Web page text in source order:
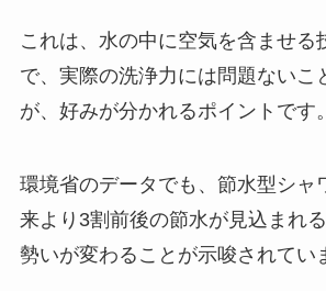
これは、水の中に空気を含ませる
で、実際の洗浄力には問題ないこ
が、好みが分かれるポイントです。
環境省のデータでも、節水型シャ
来より3割前後の節水が見込まれ
勢いが変わることが示唆されてい